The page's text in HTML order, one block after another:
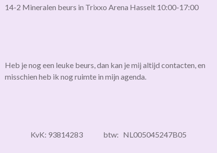
14-2 Mineralen beurs in Trixxo Arena Hasselt 10:00-17:00
Heb je nog een leuke beurs, dan kan je mij altijd contacten, en
misschien heb ik nog ruimte in mijn agenda.
KvK: 93814283 btw: NL005045247B05